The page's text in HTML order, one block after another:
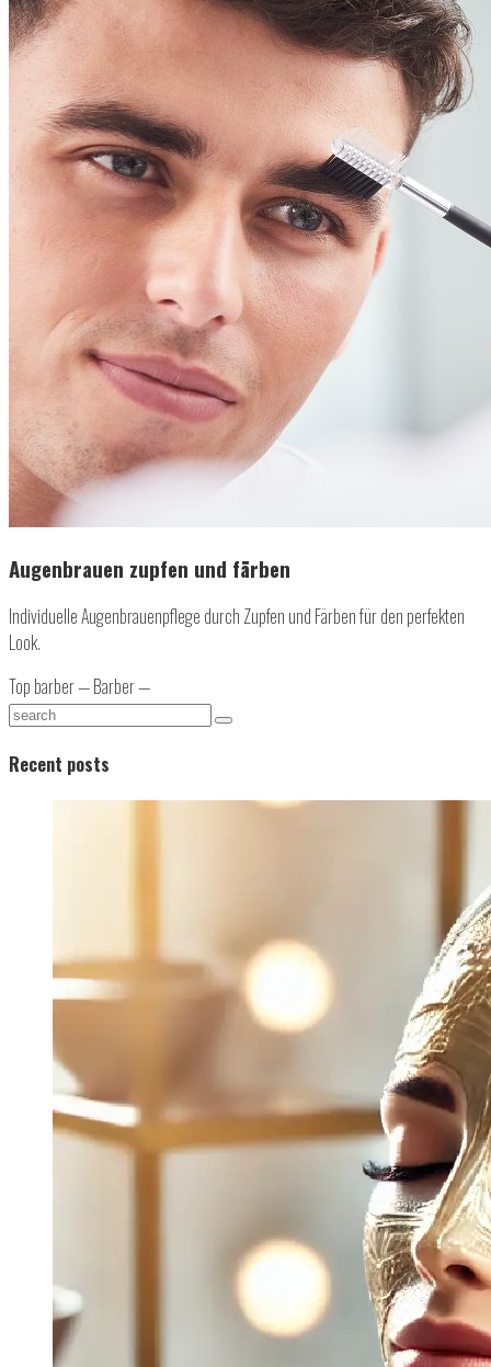
Augenbrauen zupfen und färben
Individuelle Augenbrauenpflege durch Zupfen und Färben für den perfekten
Look.
Top barber —Barber —
Recent posts